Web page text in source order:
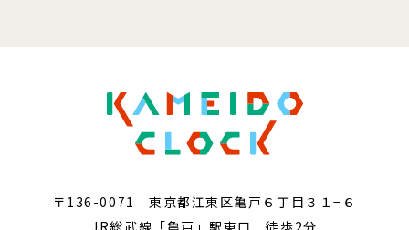
〒136-0071 東京都江東区亀戸６丁目３１−６